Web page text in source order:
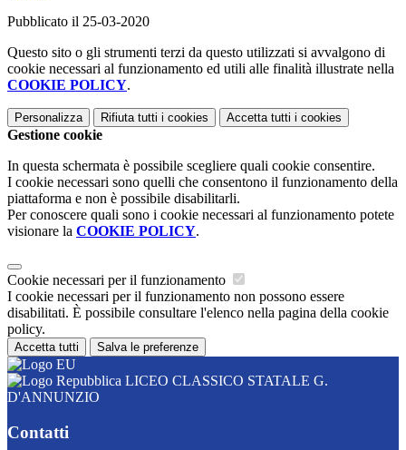
Pubblicato il 25-03-2020
Questo sito o gli strumenti terzi da questo utilizzati si avvalgono di
cookie necessari al funzionamento ed utili alle finalità illustrate nella
COOKIE POLICY.
Personalizza Rifiuta tutti i cookies Accetta tutti i cookies
Gestione cookie
In questa schermata è possibile scegliere quali cookie consentire.
I cookie necessari sono quelli che consentono il funzionamento della
piattaforma e non è possibile disabilitarli.
Per conoscere quali sono i cookie necessari al funzionamento potete
visionare la COOKIE POLICY.
Cookie necessari per il funzionamento
I cookie necessari per il funzionamento non possono essere
disabilitati. È possibile consultare l'elenco nella pagina della cookie
policy.
Accetta tutti Salva le preferenze
LICEO CLASSICO STATALE G.
D'ANNUNZIO
Contatti